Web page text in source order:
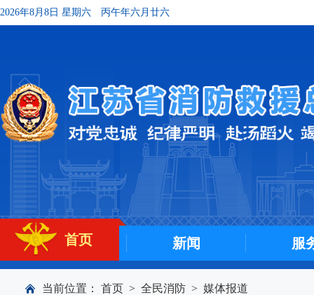
2026年8月8日 星期六 丙午年六月廿六
首页 新闻 服
当前位置： 首页 > 全民消防 > 媒体报道